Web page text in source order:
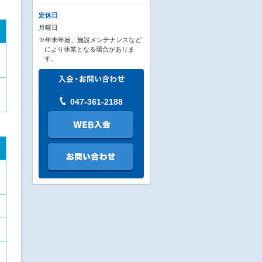
定休日
月曜日
※年末年始、施設メンテナンスなど
により休業となる場合がありま
す。
047-361-2188